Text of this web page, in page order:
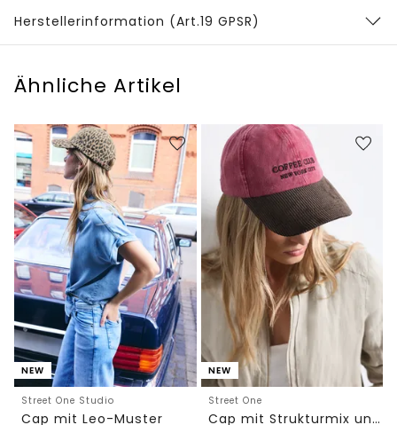
Herstellerinformation (Art.19 GPSR)
Ähnliche Artikel
NEW
Street One Studio
Cap mit Leo-Muster
NEW
Street One
Cap mit Strukturmix und Slogan